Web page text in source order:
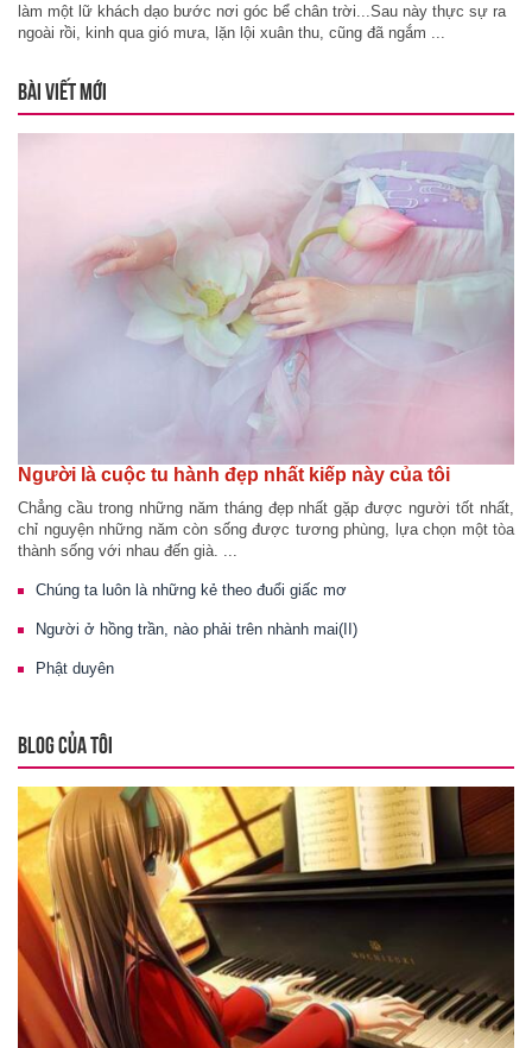
làm một lữ khách dạo bước nơi góc bể chân trời...Sau này thực sự ra
ngoài rồi, kinh qua gió mưa, lặn lội xuân thu, cũng đã ngắm ...
BÀI VIẾT MỚI
Người là cuộc tu hành đẹp nhất kiếp này của tôi
Chẳng cầu trong những năm tháng đẹp nhất gặp được người tốt nhất,
chỉ nguyện những năm còn sống được tương phùng, lựa chọn một tòa
thành sống với nhau đến già. ...
Chúng ta luôn là những kẻ theo đuổi giấc mơ
Người ở hồng trần, nào phải trên nhành mai(II)
Phật duyên
BLOG CỦA TÔI